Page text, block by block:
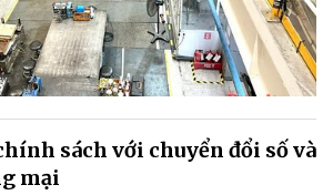
sách với chuyển đổi số và
mại